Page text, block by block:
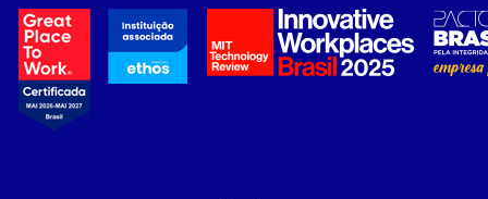
- sobre nós
- governança
- nossos associados
- integridade, riscos e auditoria
- relatório de sustentabilidade